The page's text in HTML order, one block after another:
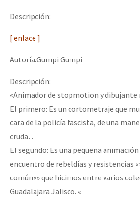
Descripción:
[ enlace ]
Autoría:Gumpi Gumpi
Descripción:
«Animador de stopmotion y dibujante
El primero: Es un cortometraje que
cara de la policía fascista, de una
cruda…
El segundo: Es una pequeña
encuentro de rebeldías y resistencias
común»» que hicimos entre varios
Guadalajara Jalisco. «